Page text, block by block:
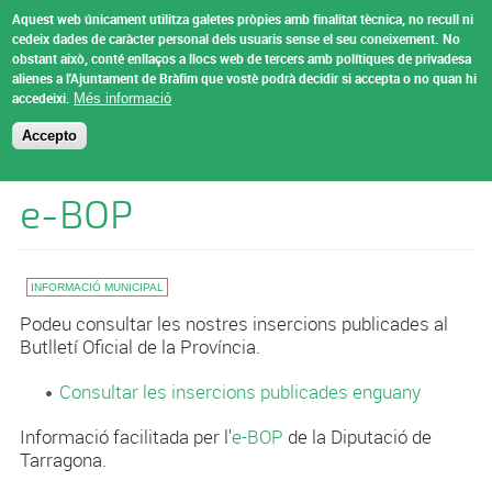
Aquest web únicament utilitza galetes pròpies amb finalitat tècnica, no recull ni
cedeix dades de caràcter personal dels usuaris sense el seu coneixement.No
obstant això, conté enllaços a llocs web de tercers amb polítiques de privadesa
alienes a l'Ajuntament de Bràfim que vostè podrà decidir si accepta o no quan hi
accedeixi. Més informació
Accepto
Vés al contingut
Ajuntament de
Bràfim
Esteu aquí
e-BOP
INFORMACIÓ MUNICIPAL
Podeu consultar les nostres insercions publicades al
Butlletí Oficial de la Província.
Consultar les insercions publicades enguany
Informació facilitada per l'e-BOP de la Diputació de
Tarragona.
Menu